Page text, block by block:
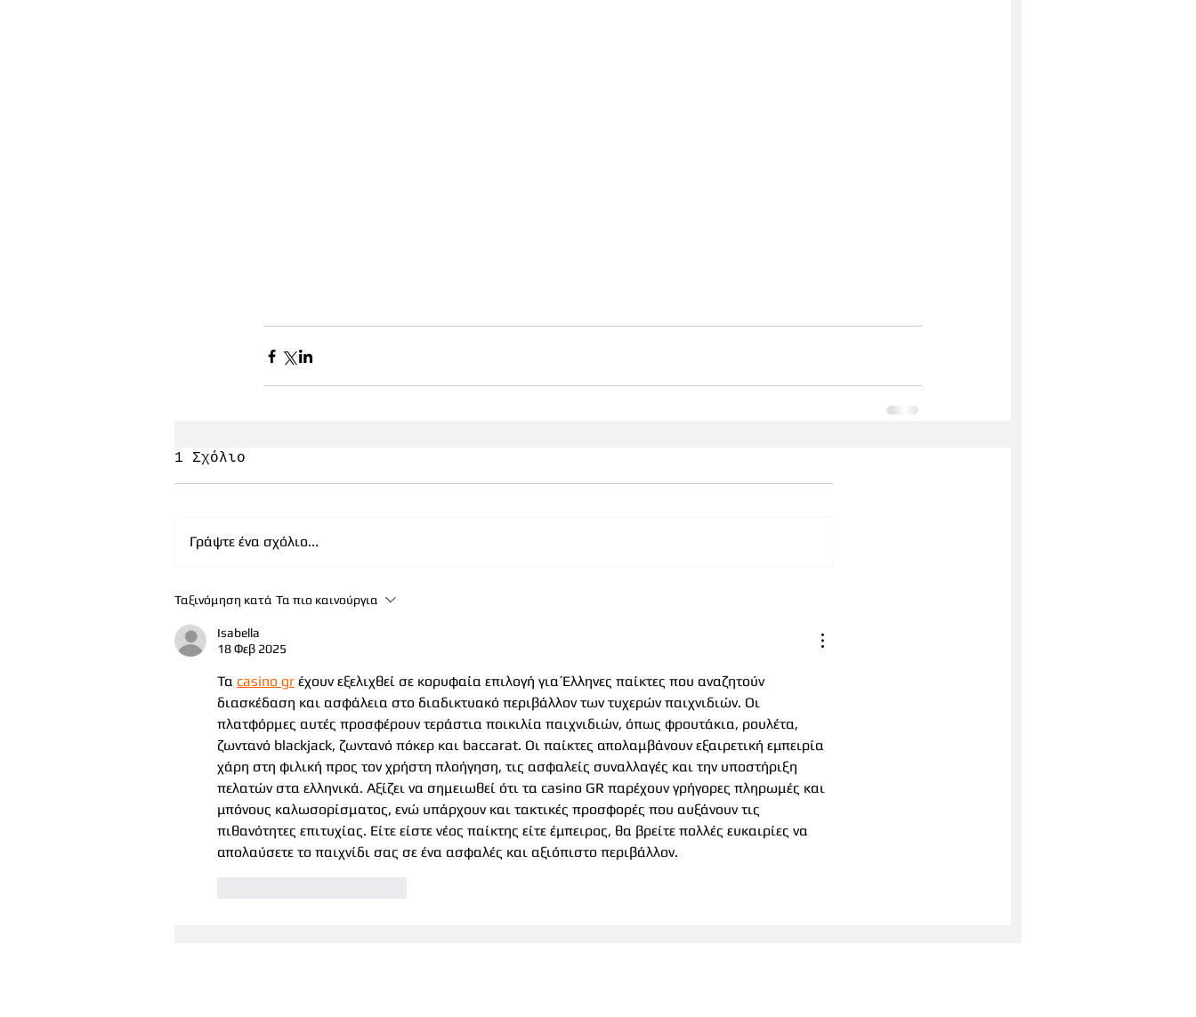
1 Σχόλιο
Γράψτε ένα σχόλιο...
Ταξινόμηση κατά Τα πιο καινούργια
Isabella
18 Φεβ 2025
Τα casino gr έχουν εξελιχθεί σε κορυφαία επιλογή για Έλληνες παίκτες που αναζητούν
διασκέδαση και ασφάλεια στο διαδικτυακό περιβάλλον των τυχερών παιχνιδιών. Οι
πλατφόρμες αυτές προσφέρουν τεράστια ποικιλία παιχνιδιών, όπως φρουτάκια, ρουλέτα,
ζωντανό blackjack, ζωντανό πόκερ και baccarat. Οι παίκτες απολαμβάνουν εξαιρετική εμπειρία
χάρη στη φιλική προς τον χρήστη πλοήγηση, τις ασφαλείς συναλλαγές και την υποστήριξη
πελατών στα ελληνικά. Αξίζει να σημειωθεί ότι τα casino GR παρέχουν γρήγορες πληρωμές και
μπόνους καλωσορίσματος, ενώ υπάρχουν και τακτικές προσφορές που αυξάνουν τις
πιθανότητες επιτυχίας. Είτε είστε νέος παίκτης είτε έμπειρος, θα βρείτε πολλές ευκαιρίες να
απολαύσετε το παιχνίδι σας σε ένα ασφαλές και αξιόπιστο περιβάλλον.